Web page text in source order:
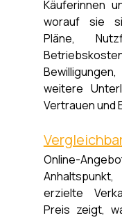
Käuferinnen
worauf sie
Pläne,
weitere
Vertrauen und
Online-
erzielte
Preis zeigt,